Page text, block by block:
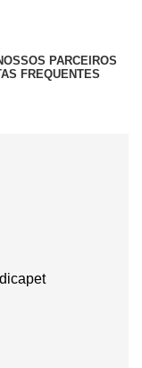
PARCEIROS
FREQUENTES